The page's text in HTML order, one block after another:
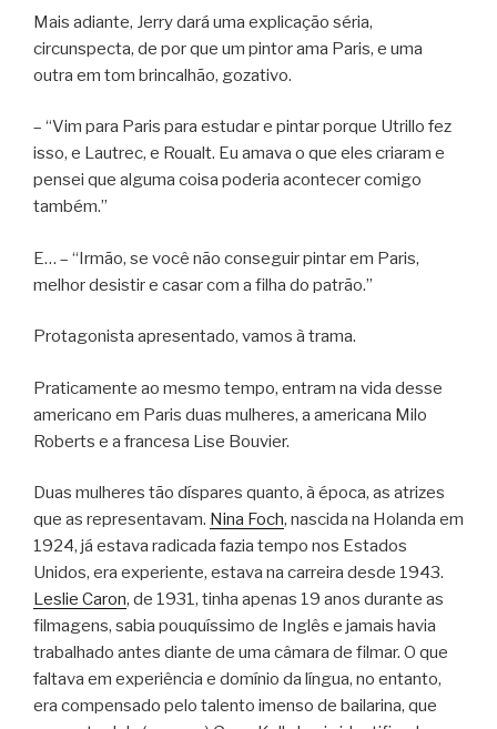
Mais adiante, Jerry dará uma explicação séria,
circunspecta, de por que um pintor ama Paris, e uma
outra em tom brincalhão, gozativo.
– “Vim para Paris para estudar e pintar porque Utrillo fez
isso, e Lautrec, e Roualt. Eu amava o que eles criaram e
pensei que alguma coisa poderia acontecer comigo
também.”
E… – “Irmão, se você não conseguir pintar em Paris,
melhor desistir e casar com a filha do patrão.”
Protagonista apresentado, vamos à trama.
Praticamente ao mesmo tempo, entram na vida desse
americano em Paris duas mulheres, a americana Milo
Roberts e a francesa Lise Bouvier.
Duas mulheres tão díspares quanto, à época, as atrizes
que as representavam. Nina Foch, nascida na Holanda em
1924, já estava radicada fazia tempo nos Estados
Unidos, era experiente, estava na carreira desde 1943.
Leslie Caron, de 1931, tinha apenas 19 anos durante as
filmagens, sabia pouquíssimo de Inglês e jamais havia
trabalhado antes diante de uma câmara de filmar. O que
faltava em experiência e domínio da língua, no entanto,
era compensado pelo talento imenso de bailarina, que